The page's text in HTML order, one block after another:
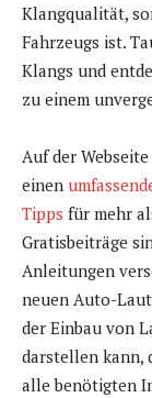
Klangqualität,
Fahrzeugs ist.
Klangs und
zu einem
Auf der
einen
Tipps für mehr
Gratisbeiträge
Anleitungen
neuen Auto-
der Einbau von
darstellen kann,
alle benötigten